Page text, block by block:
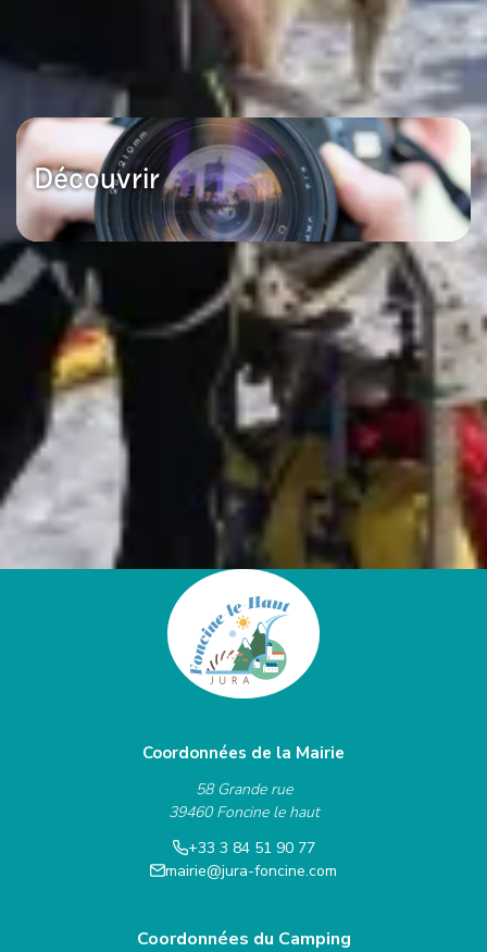
Découvrir
Coordonnées de la Mairie
58 Grande rue
39460 Foncine le haut
+33 3 84 51 90 77
mairie@jura-foncine.com
Coordonnées du Camping